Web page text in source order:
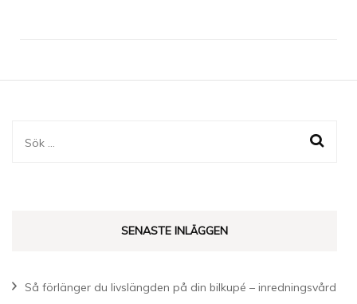
Sök
SENASTE INLÄGGEN
Så förlänger du livslängden på din bilkupé – inredningsvård